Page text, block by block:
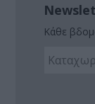
Κάθε